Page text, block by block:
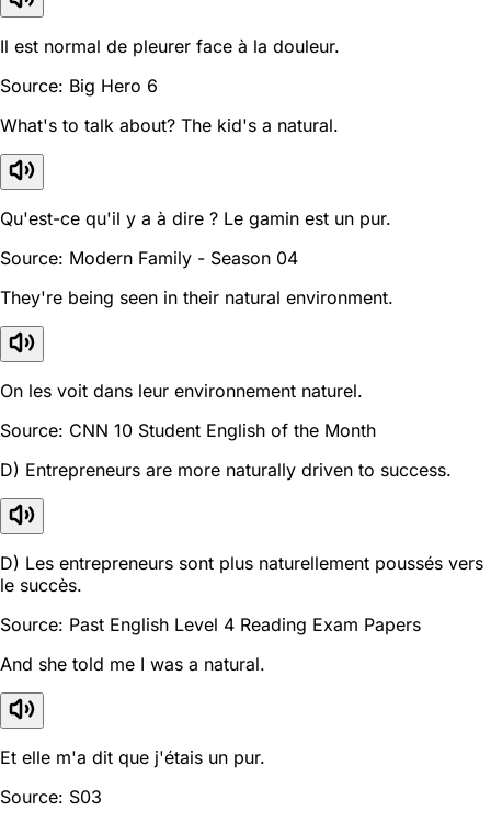
Il est normal de pleurer face à la douleur.
Source: Big Hero 6
What's to talk about? The kid's a natural.
Qu'est-ce qu'il y a à dire ? Le gamin est un pur.
Source: Modern Family - Season 04
They're being seen in their natural environment.
On les voit dans leur environnement naturel.
Source: CNN 10 Student English of the Month
D) Entrepreneurs are more naturally driven to success.
D) Les entrepreneurs sont plus naturellement poussés vers
le succès.
Source: Past English Level 4 Reading Exam Papers
And she told me I was a natural.
Et elle m'a dit que j'étais un pur.
Source: S03